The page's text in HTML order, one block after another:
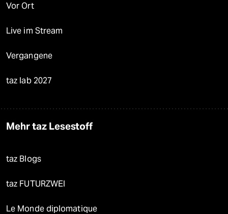
Vor Ort
Live im Stream
Vergangene
taz lab 2027
Mehr taz Lesestoff
taz Blogs
taz FUTURZWEI
Le Monde diplomatique